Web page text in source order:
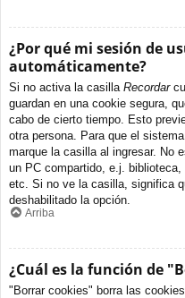
¿Por qué mi sesión de
automáticamente?
Si no activa la casilla Recordar
guardan en una cookie segura,
cabo de cierto tiempo. Esto
otra persona. Para que el
marque la casilla al ingresar. No
un PC compartido, e.j.
etc. Si no ve la casilla, significa
deshabilitado la opción.
Arriba
¿Cuál es la función de
"Borrar cookies" borra las